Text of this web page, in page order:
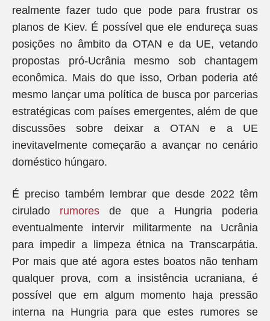
realmente fazer tudo que pode para frustrar os
planos de Kiev. É possível que ele endureça suas
posições no âmbito da OTAN e da UE, vetando
propostas pró-Ucrânia mesmo sob chantagem
econômica. Mais do que isso, Orban poderia até
mesmo lançar uma política de busca por parcerias
estratégicas com países emergentes, além de que
discussões sobre deixar a OTAN e a UE
inevitavelmente começarão a avançar no cenário
doméstico húngaro.
É preciso também lembrar que desde 2022 têm
cirulado rumores de que a Hungria poderia
eventualmente intervir militarmente na Ucrânia
para impedir a limpeza étnica na Transcarpátia.
Por mais que até agora estes boatos não tenham
qualquer prova, com a insistência ucraniana, é
possível que em algum momento haja pressão
interna na Hungria para que estes rumores se